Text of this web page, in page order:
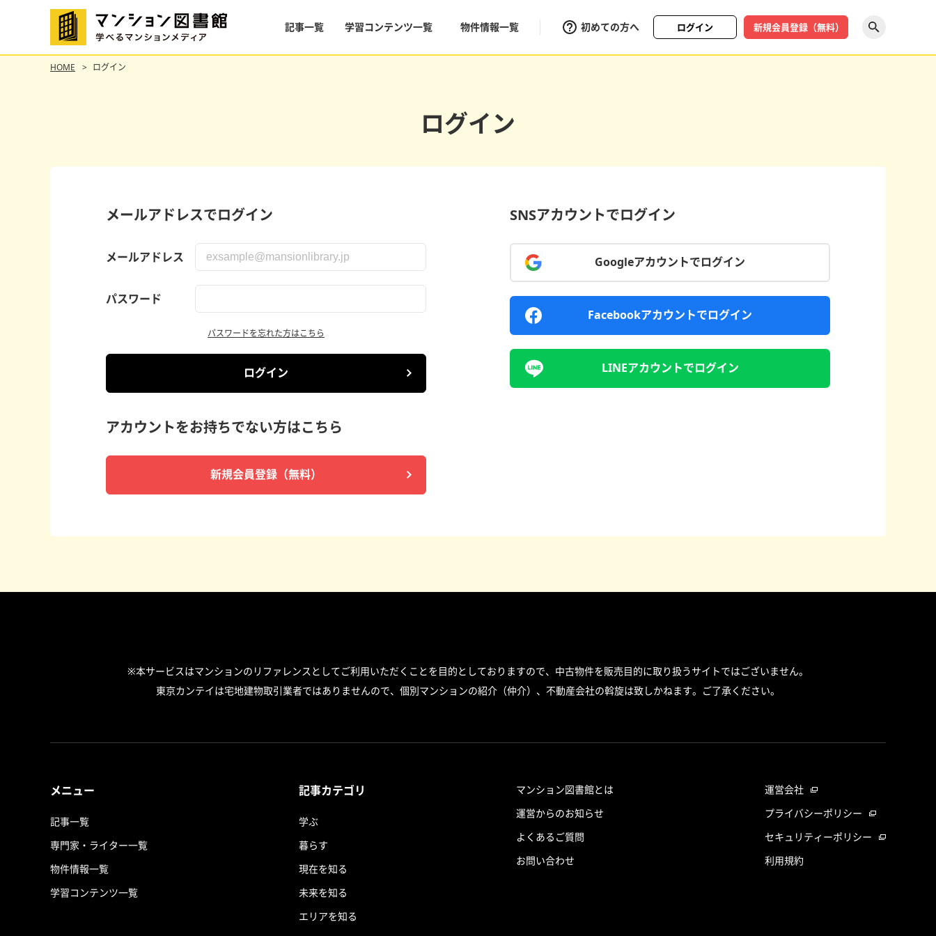
記事一覧 学習コンテンツ一覧 物件情報一覧 初めての方へ ログイン 新規会員登録（無料）
HOME ログイン
ログイン
メールアドレスでログイン
メールアドレス
パスワード
パスワードを忘れた方はこちら
ログイン
アカウントをお持ちでない方はこちら
新規会員登録（無料）
SNSアカウントでログイン
Googleアカウントでログイン
Facebookアカウントでログイン
LINEアカウントでログイン
※本サービスはマンションのリファレンスとしてご利用いただくことを目的としておりますので、中古物件を販売目的に取り扱うサイトではございません。
東京カンテイは宅地建物取引業者ではありませんので、個別マンションの紹介（仲介）、不動産会社の斡旋は致しかねます。ご了承ください。
メニュー
記事一覧
専門家・ライター一覧
物件情報一覧
学習コンテンツ一覧
記事カテゴリ
学ぶ
暮らす
現在を知る
未来を知る
エリアを知る
マンション図書館とは
運営からのお知らせ
よくあるご質問
お問い合わせ
運営会社
プライバシーポリシー
セキュリティーポリシー
利用規約